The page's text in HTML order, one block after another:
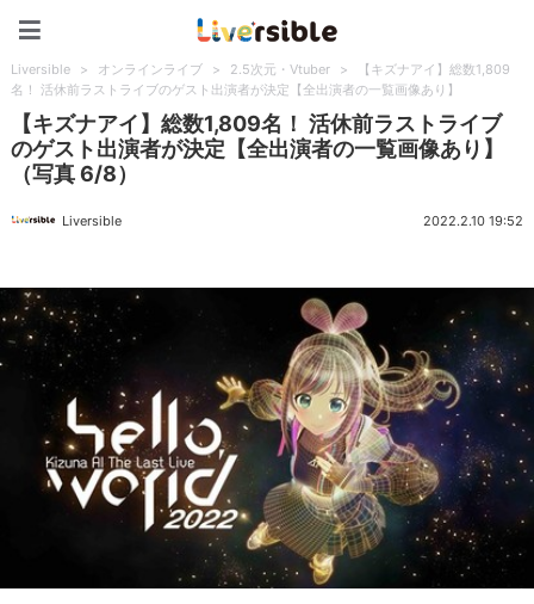
Liversible > オンラインライブ > 2.5次元・Vtuber >
【キズナアイ】総数1,809
名！ 活休前ラストライブのゲスト出演者が決定【全出演者の一覧画像あり】
【キズナアイ】総数1,809名！ 活休前ラストライブ
のゲスト出演者が決定【全出演者の一覧画像あり】
（写真 6/8）
Liversible 2022.2.10 19:52